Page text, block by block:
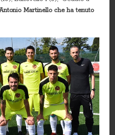
Martinello che ha tenuto